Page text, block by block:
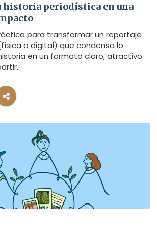
historia periodística en una
para transformar un reportaje
o digital) que condensa lo
en un formato claro, atractivo